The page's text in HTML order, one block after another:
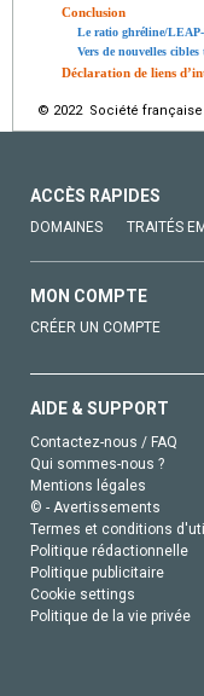
Conclusion
Le ratio ghréline/
Vers de nouvelles
Déclaration de liens
© 2022 Société française
ACCÈS RAPIDES
DOMAINES TRAITÉS
MON COMPTE
CRÉER UN COMPTE
AIDE & SUPPORT
Contactez-nous / FAQ
Qui sommes-nous ?
Mentions légales
© - Avertissements
Termes et conditions
Politique rédactionnelle
Politique publicitaire
Cookie settings
Politique de la vie privée